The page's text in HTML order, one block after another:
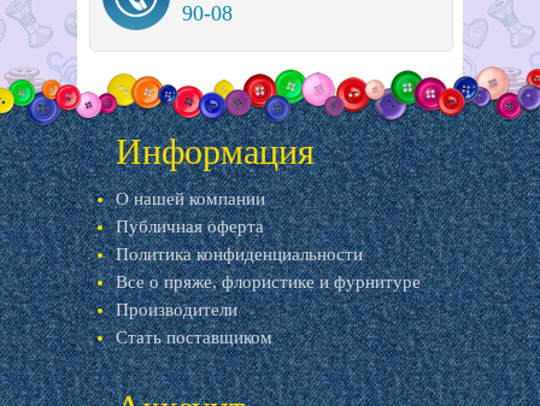
90-08
Информация
О нашей компании
Публичная оферта
Политика конфиденциальности
Все о пряже, флористике и фурнитуре
Производители
Стать поставщиком